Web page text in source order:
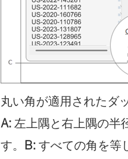
丸い角が適用されたダ
A: 左上隅と右上隅の半
す。 B:すべての角を等